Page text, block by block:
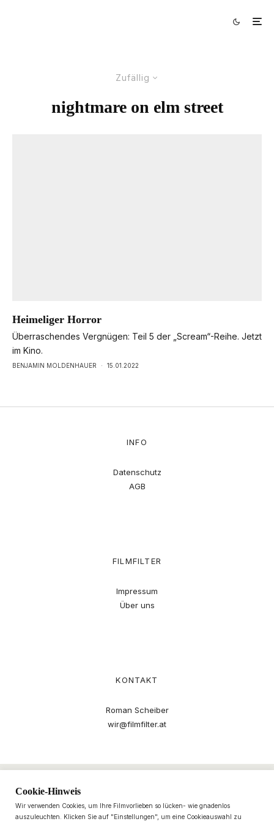
Zufällig
nightmare on elm street
Heimeliger Horror
Überraschendes Vergnügen: Teil 5 der „Scream“-Reihe. Jetzt
im Kino.
BENJAMIN MOLDENHAUER · 15.01.2022
INFO
Datenschutz
AGB
FILMFILTER
Impressum
Über uns
KONTAKT
Roman Scheiber
wir@filmfilter.at
Cookie-Hinweis
Wir verwenden Cookies, um Ihre Filmvorlieben so lücken- wie gnadenlos
auszuleuchten. Klicken Sie auf "Einstellungen", um eine Cookieauswahl zu